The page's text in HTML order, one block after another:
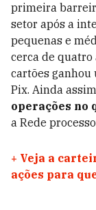
primeira
setor após a
pequenas e
cerca de quatro
cartões ganhou
Pix. Ainda
operações no
a Rede
+ Veja a
ações para